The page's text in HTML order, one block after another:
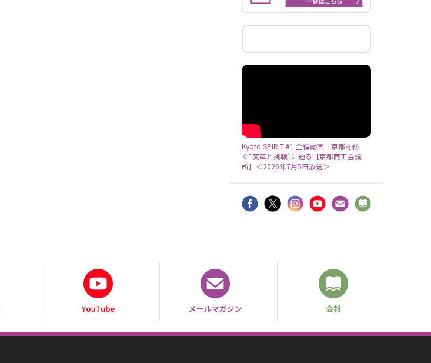
Kyoto SPIRIT #1 全編動画｜京都を紡
ぐ“変革と挑戦”に迫る【京都商工会議
所】＜2026年7月5日放送＞